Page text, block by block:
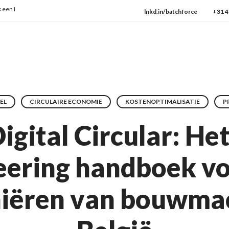
lnkd.in/batchforce +31
CIRCULAIRE ECONOMIE KOSTENOPTIMALISATIE
Circular:
handboek
van